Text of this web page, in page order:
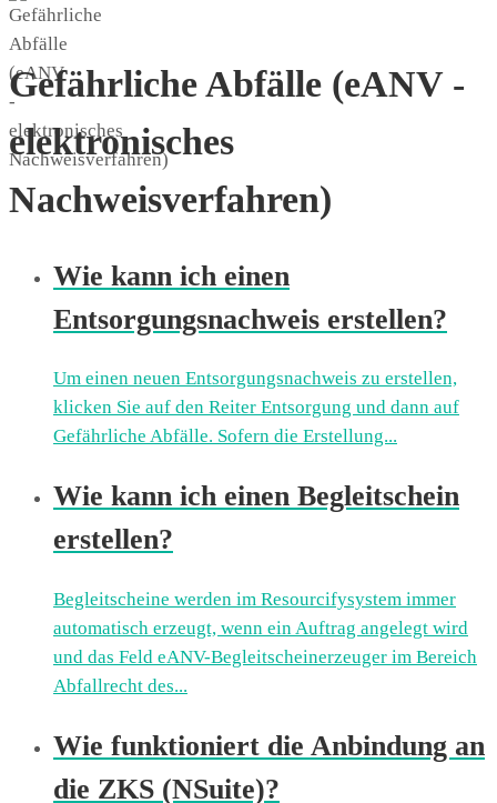
Gefährliche Abfälle (eANV -
elektronisches
Nachweisverfahren)
Wie kann ich einen
Entsorgungsnachweis erstellen?
Um einen neuen Entsorgungsnachweis zu erstellen,
klicken Sie auf den Reiter Entsorgung und dann auf
Gefährliche Abfälle. Sofern die Erstellung...
Wie kann ich einen Begleitschein
erstellen?
Begleitscheine werden im Resourcifysystem immer
automatisch erzeugt, wenn ein Auftrag angelegt wird
und das Feld eANV-Begleitscheinerzeuger im Bereich
Abfallrecht des...
Wie funktioniert die Anbindung an
die ZKS (NSuite)?